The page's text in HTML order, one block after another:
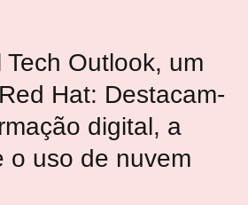
Outlook, um
Hat: Destacam-
digital, a
o uso de nuvem